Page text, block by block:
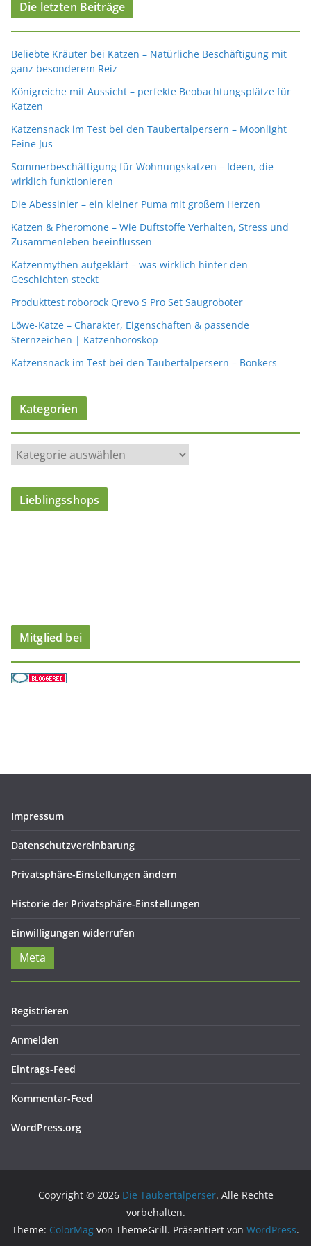
Die letzten Beiträge
Beliebte Kräuter bei Katzen – Natürliche Beschäftigung mit
ganz besonderem Reiz
Königreiche mit Aussicht – perfekte Beobachtungsplätze für
Katzen
Katzensnack im Test bei den Taubertalpersern – Moonlight
Feine Jus
Sommerbeschäftigung für Wohnungskatzen – Ideen, die
wirklich funktionieren
Die Abessinier – ein kleiner Puma mit großem Herzen
Katzen & Pheromone – Wie Duftstoffe Verhalten, Stress und
Zusammenleben beeinflussen
Katzenmythen aufgeklärt – was wirklich hinter den
Geschichten steckt
Produkttest roborock Qrevo S Pro Set Saugroboter
Löwe-Katze – Charakter, Eigenschaften & passende
Sternzeichen | Katzenhoroskop
Katzensnack im Test bei den Taubertalpersern – Bonkers
Kategorien
a
t
Lieblingsshops
Mitglied bei
Impressum
Datenschutzvereinbarung
Privatsphäre-Einstellungen ändern
Historie der Privatsphäre-Einstellungen
Einwilligungen widerrufen
Meta
Registrieren
Anmelden
Eintrags-Feed
Kommentar-Feed
WordPress.org
Copyright © 2026 Die Taubertalperser. Alle Rechte
vorbehalten.
Theme: ColorMag von ThemeGrill. Präsentiert von WordPress.